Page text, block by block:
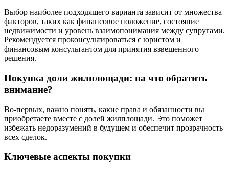
Выбор наиболее подходящего варианта зависит от множества
факторов, таких как финансовое положение, состояние
недвижимости и уровень взаимопонимания между супругами.
Рекомендуется проконсультироваться с юристом и
финансовым консультантом для принятия взвешенного
решения.
Покупка доли жилплощади: на что обратить
внимание?
Во-первых, важно понять, какие права и обязанности вы
приобретаете вместе с долей жилплощади. Это поможет
избежать недоразумений в будущем и обеспечит прозрачность
всех сделок.
Ключевые аспекты покупки